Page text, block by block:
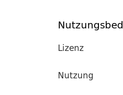
Lizenz
Nutzung